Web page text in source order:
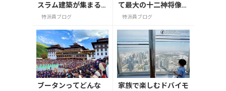
スラム建築が集まる
旧市街イチャンカラ
特派員ブログ
て最大の十二神将像に
出会う
特派員ブログ
ブータンってどんな
家族で楽しむドバイモ